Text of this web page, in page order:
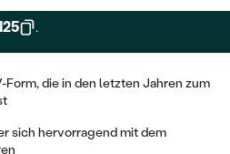
KINDES
.
die in den letzten Jahren zum
sich hervorragend mit dem